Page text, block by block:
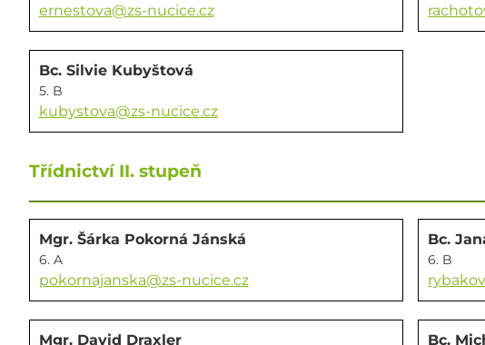
ernestova@zs-nucice.cz
Bc. Silvie Kubyštová
5. B
kubystova@zs-nucice.cz
Třídnictví II. stupeň
Mgr. Šárka Pokorná Jánská
6. A
pokornajanska@zs-nucice.cz
Bc.
6. B
Mgr. David Draxler Bc.